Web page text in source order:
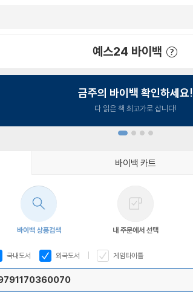
예스24 바이백
금주의 바이백 확인하세요!
다 읽은 책 최고가로 삽니다!
바이백 카트
바이백 상품검색 내 주문에서 선택
국내도서 외국도서 게임타이틀